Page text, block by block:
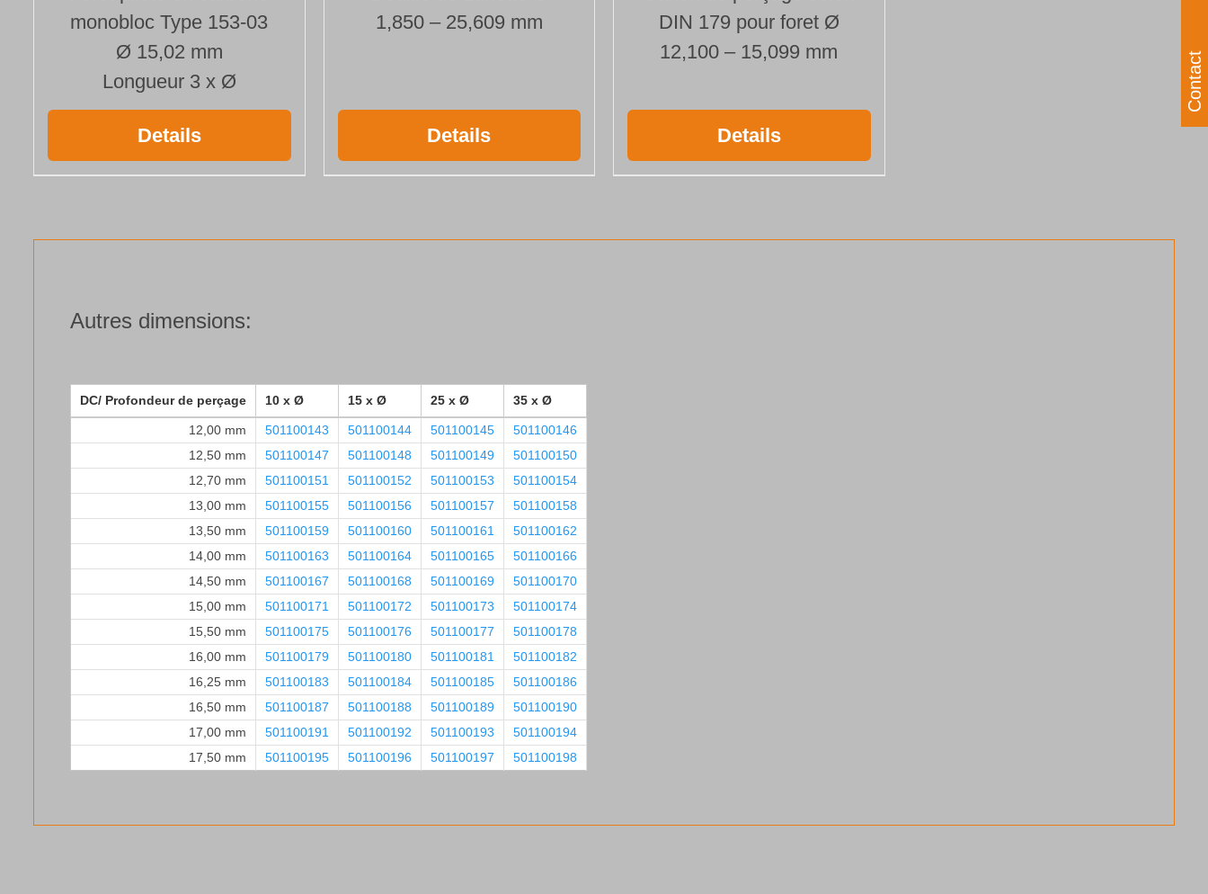
monobloc Type 153-03
Ø 15,02 mm
Longueur 3 x Ø
Details
1,850 – 25,609 mm
Details
DIN 179 pour foret Ø
12,100 – 15,099 mm
Details
Autres dimensions:
DC/ Profondeur de perçage 10 x Ø 15 x Ø 25 x Ø 35 x Ø
12,00 mm 501100143 501100144 501100145
501100146
12,50 mm
501100147 501100148 501100149
501100150
12,70 mm
501100151 501100152 501100153
501100154
13,00 mm
501100155 501100156 501100157
501100158
13,50 mm
501100159 501100160 501100161
501100162
14,00 mm
501100163 501100164 501100165
501100166
14,50 mm
501100167 501100168 501100169
501100170
15,00 mm
501100171 501100172 501100173
501100174
15,50 mm
501100175 501100176 501100177
501100178
16,00 mm
501100179 501100180 501100181
501100182
16,25 mm
501100183 501100184 501100185
501100186
16,50 mm
501100187 501100188 501100189
501100190
17,00 mm
501100191 501100192 501100193
501100194
17,50 mm
501100195 501100196 501100197 501100198
Contact